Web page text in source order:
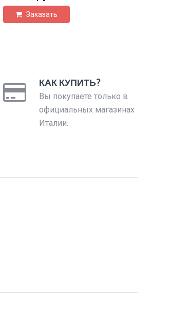
Заказать
КАК КУПИТЬ?
Вы покупаете только в
официальных магазинах
Италии.